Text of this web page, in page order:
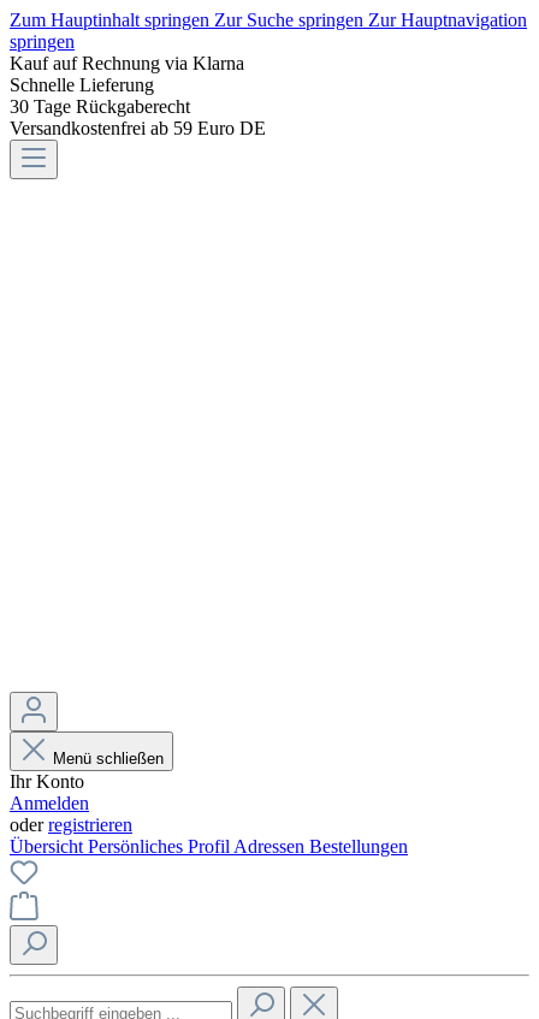
Zum Hauptinhalt springen Zur Suche springen Zur Hauptnavigation
springen
Kauf auf Rechnung via Klarna
Schnelle Lieferung
30 Tage Rückgaberecht
Versandkostenfrei ab 59 Euro DE
Menü schließen
Ihr Konto
Anmelden
oderregistrieren
Übersicht Persönliches Profil Adressen Bestellungen